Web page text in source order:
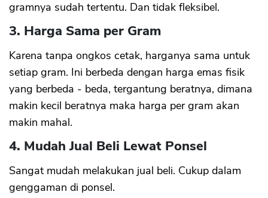
gramnya sudah tertentu. Dan tidak fleksibel.
3. Harga Sama per Gram
Karena tanpa ongkos cetak, harganya sama untuk
setiap gram. Ini berbeda dengan harga emas fisik
yang berbeda - beda, tergantung beratnya, dimana
makin kecil beratnya maka harga per gram akan
makin mahal.
4. Mudah Jual Beli Lewat Ponsel
Sangat mudah melakukan jual beli. Cukup dalam
genggaman di ponsel.